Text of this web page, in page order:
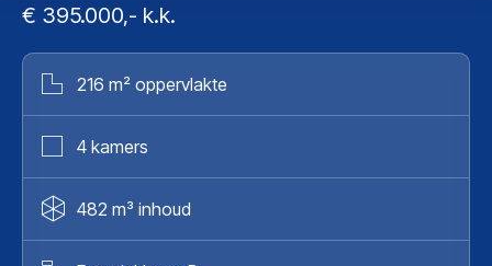
€ 395.000,- k.k.
216 m² oppervlakte
4 kamers
482 m³ inhoud